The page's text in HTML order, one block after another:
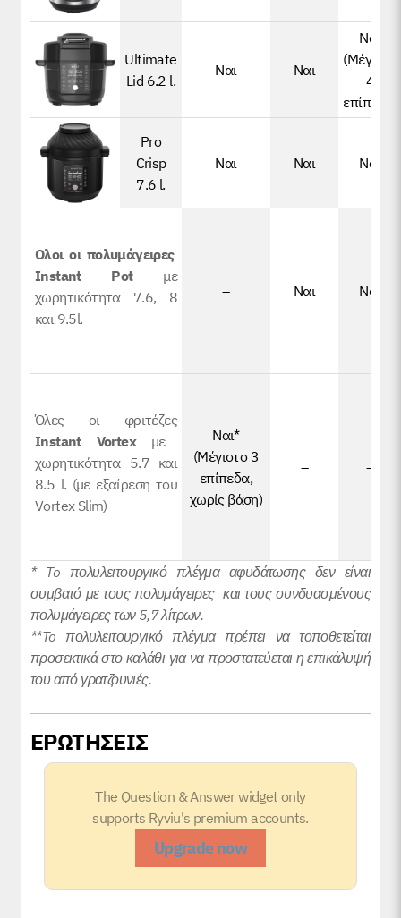
Ultimate
Lid 6.2 l.
Ναι Ναι
Ναι
(Μέγιστο
4
επίπεδα)
Pro
Crisp
7.6 l.
Ναι Ναι Ναι
Ολοι οι πολυμάγειρες
Instant Potμε
χωρητικότητα 7.6, 8
και 9.5l.
– Ναι Ναι
Όλες οι φριτέζες
Instant Vortexμε
χωρητικότητα 5.7 και
8.5 l. (με εξαίρεση του
Vortex Slim)
Ναι*
(Μέγιστο 3
επίπεδα,
χωρίς βάση)
– –
* To πολυλειτουργικό πλέγμα αφυδάτωσης δεν είναι
συμβατό με τους πολυμάγειρες και τους συνδυασμένους
πολυμάγειρες των 5,7 λίτρων.
**To πολυλειτουργικό πλέγμα πρέπει να τοποθετείται
προσεκτικά στο καλάθι για να προστατεύεται η επικάλυψή
του από γρατζουνιές.
ΕΡΩΤΗΣΕΙΣ
The Question & Answer widget only
supports Ryviu's premium accounts.
Upgrade now